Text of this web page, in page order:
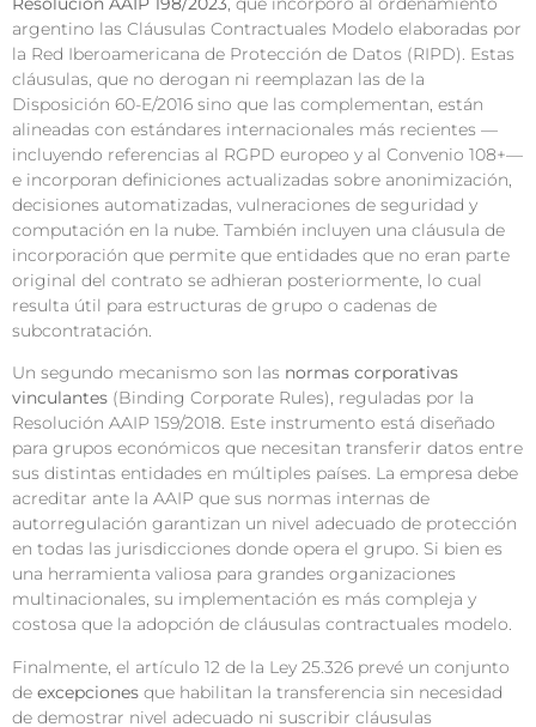
argentino las Cláusulas Contractuales Modelo elaboradas por
la Red Iberoamericana de Protección de Datos (RIPD). Estas
cláusulas, que no derogan ni reemplazan las de la
Disposición 60-E/2016 sino que las complementan, están
alineadas con estándares internacionales más recientes —
incluyendo referencias al RGPD europeo y al Convenio 108+—
e incorporan definiciones actualizadas sobre anonimización,
decisiones automatizadas, vulneraciones de seguridad y
computación en la nube. También incluyen una cláusula de
incorporación que permite que entidades que no eran parte
original del contrato se adhieran posteriormente, lo cual
resulta útil para estructuras de grupo o cadenas de
subcontratación.
Un segundo mecanismo son las normas corporativas
vinculantes (Binding Corporate Rules), reguladas por la
Resolución AAIP 159/2018. Este instrumento está diseñado
para grupos económicos que necesitan transferir datos entre
sus distintas entidades en múltiples países. La empresa debe
acreditar ante la AAIP que sus normas internas de
autorregulación garantizan un nivel adecuado de protección
en todas las jurisdicciones donde opera el grupo. Si bien es
una herramienta valiosa para grandes organizaciones
multinacionales, su implementación es más compleja y
costosa que la adopción de cláusulas contractuales modelo.
Finalmente, el artículo 12 de la Ley 25.326 prevé un conjunto
de excepciones que habilitan la transferencia sin necesidad
de demostrar nivel adecuado ni suscribir cláusulas